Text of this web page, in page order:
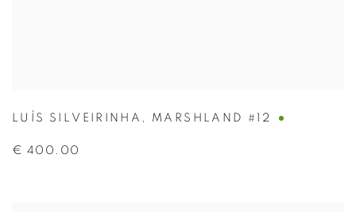
LUÍS SILVEIRINHA , MARSHLAND #12
€ 400.00